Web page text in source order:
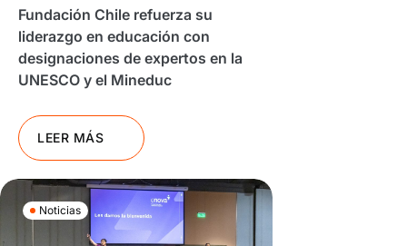
Fundación Chile refuerza su
liderazgo en educación con
designaciones de expertos en la
UNESCO y el Mineduc
LEER MÁS
Noticias